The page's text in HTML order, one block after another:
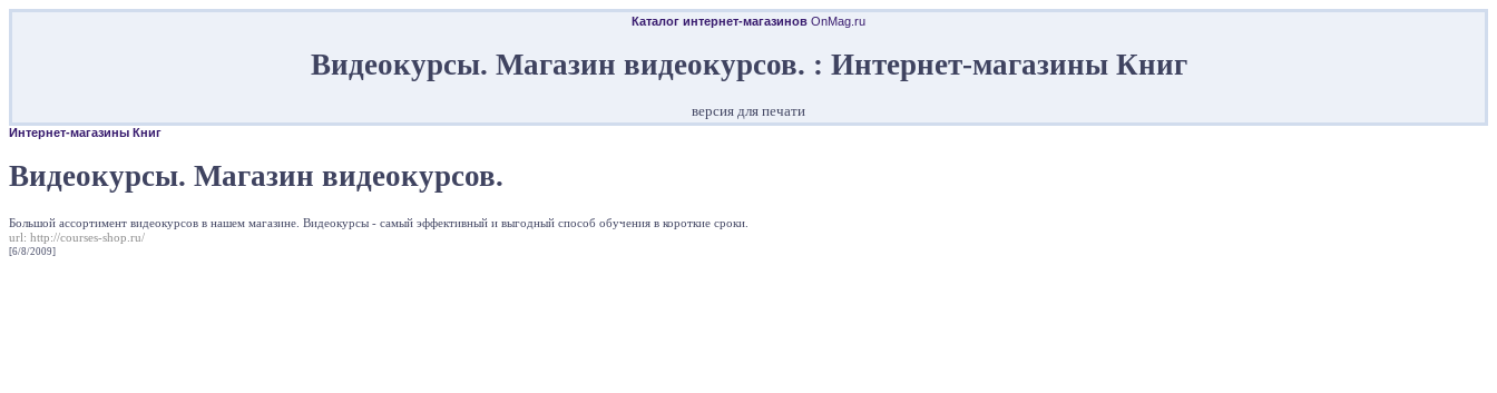
Каталог интернет-магазинов OnMag.ru
Видеокурсы. Магазин видеокурсов. : Интернет-магазины Книг
версия для печати
Интернет-магазины Книг
Видеокурсы. Магазин видеокурсов.
Большой ассортимент видеокурсов в нашем магазине. Видеокурсы - самый эффективный и выгодный способ обучения в короткие сроки.
url: http://courses-shop.ru/
[6/8/2009]